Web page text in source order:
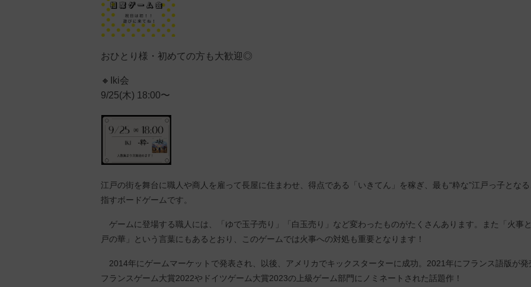
おひとり様・初めての方も大歓迎◎
🔸Iki会
9/25(木) 18:00〜
江戸の街を舞台に職人や商人を雇って長屋に住まわせ、得点である「いきてん」を稼ぎ、最も“粋な”江戸っ子とな
指すボードゲームです。
ゲームに登場する職人には、「ゆで玉子売り」「白玉売り」など変わったものがたくさんあります。また「火事
戸の華」という言葉にもあるとおり、このゲームでは火事への対処も重要となります！
2014年にゲームマーケットで発表され、以後、アメリカでキックスターターに成功。2021年にフランス語版が発
フランスゲーム大賞2022やドイツゲーム大賞2023の上級ゲーム部門にノミネートされた話題作！